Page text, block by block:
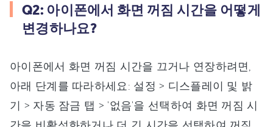
Q2: 아이폰에서 화면 꺼짐 시간을 어떻게
변경하나요?
아이폰에서 화면 꺼짐 시간을 끄거나 연장하려면,
아래 단계를 따라하세요: 설정 > 디스플레이 및 밝
기 > 자동 잠금 탭 > '없음'을 선택하여 화면 꺼짐 시